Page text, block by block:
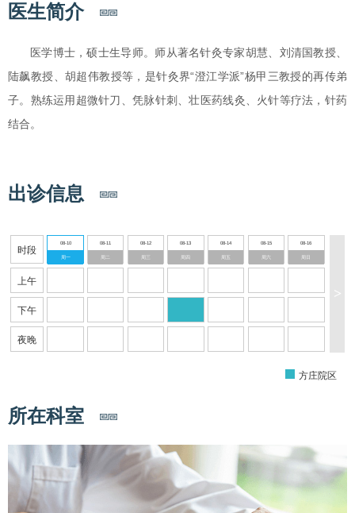
医生简介
医学博士，硕士生导师。师从著名针灸专家胡慧、刘清国教授、
陆飙教授、胡超伟教授等，是针灸界“澄江学派”杨甲三教授的再传弟
子。熟练运用超微针刀、凭脉针刺、壮医药线灸、火针等疗法，针药
结合。
出诊信息
时段
上午
下午
夜晚
08-10
周一
08-11
周二
08-12
周三
08-13
周四
08-14
周五
08-15
周六
08-16
周日
>
方庄院区
所在科室